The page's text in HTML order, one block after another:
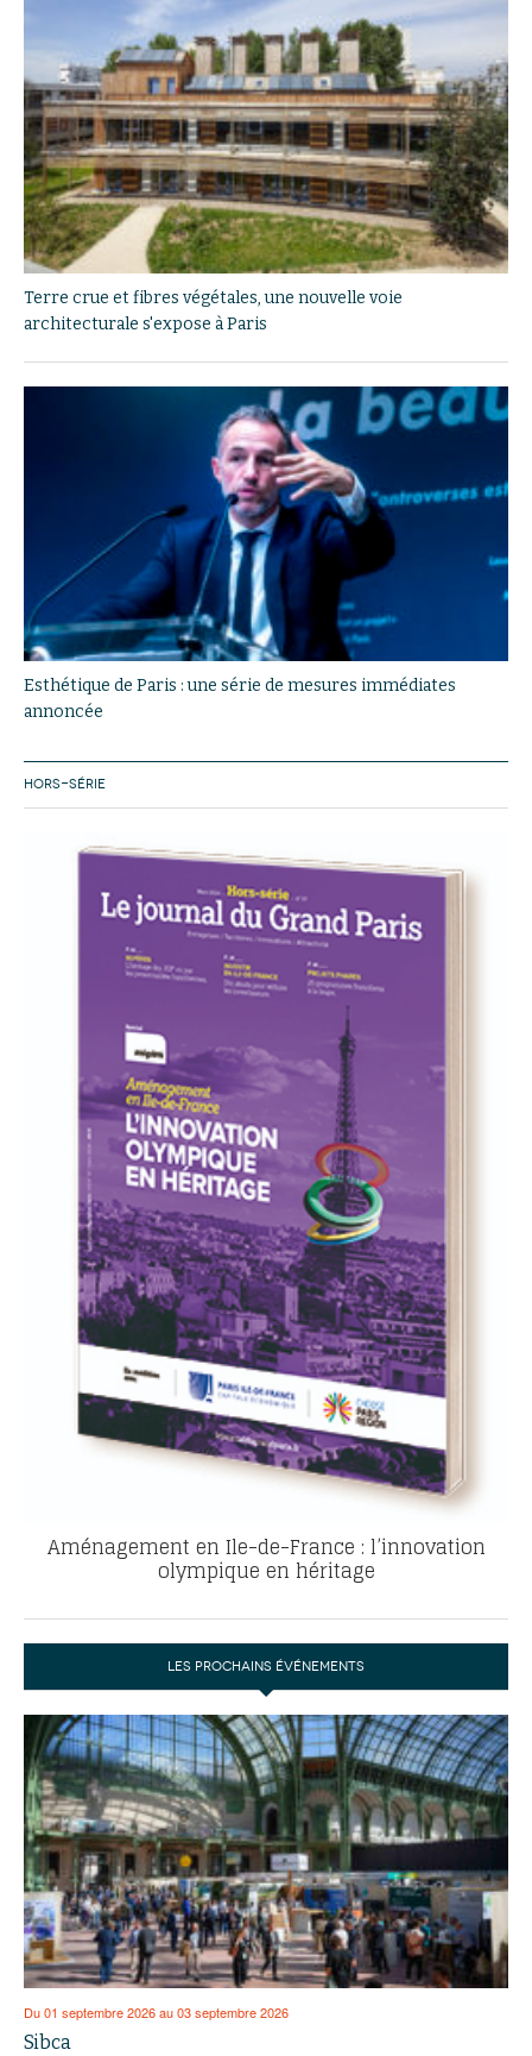
Terre crue et fibres végétales, une nouvelle voie
architecturale s'expose à Paris
Esthétique de Paris : une série de mesures immédiates
annoncée
HORS-SÉRIE
Aménagement en Ile-de-France : l’innovation
olympique en héritage
LES PROCHAINS ÉVÉNEMENTS
Du 01 septembre 2026 au 03 septembre 2026
Sibca